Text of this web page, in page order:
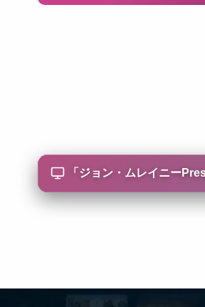
「 ジョン・ムレイニー